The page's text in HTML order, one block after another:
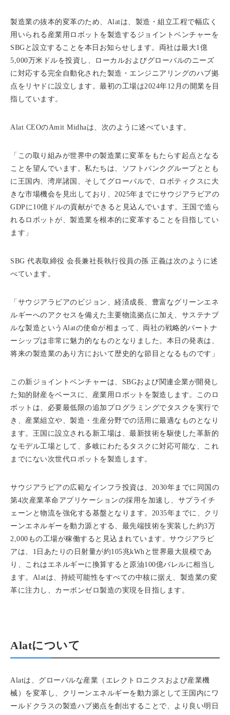
製造業の抜本的変革のため、Alatは、製造・組立工程で幅広く
用いられる産業用ロボットを製造するジョイントベンチャーを
SBGと設立することを本日お知らせします。両社は最大1億
5,000万米ドルを投資し、ローカルおよびグローバルのニーズ
に対応する完全自動化された製造・エンジニアリングのハブ拠
点をリヤドに設立します。最初の工場は2024年12月の開業を目
指しています。
Alat CEOのAmit Midhaは、次のように述べています。
「この取り組みが世界中の製造業に変革をもたらす起点となる
ことを望んでいます。私たちは、ソフトバンクグループととも
に王国内、湾岸諸国、そしてグローバルで、ロボティクスに大
きな市場機会を見出しており、2025年までにサウジアラビアの
GDPに10億ドルの貢献ができると見込んでいます。王国で造ら
れるロボットが、製造業を根本的に変革することを目指してい
ます」
SBG 代表取締役 会長兼社長執行役員の孫 正義は次のように述
べています。
「サウジアラビアのビジョン、経済成長、豊富なグリーンエネ
ルギーへのアクセスを備えた主要物流拠点に加え、サステナブ
ルな製造というAlatの使命が相まって、両社の戦略的パートナ
ーシップは非常に魅力的なものとなりました。本日の発表は、
将来の製造業のあり方において歴史的な節目となるものです」
この新ジョイントベンチャーは、SBGおよび関連企業が開発し
た知的財産をベースに、産業用ロボットを製造します。このロ
ボットは、必要最低限の追加プログラミングでタスクを実行で
き、産業組立や、製造・生産分野での活用に最適なものとなり
ます。王国に設立される新工場は、最新技術を駆使した革新的
なモデル工場として、多岐にわたるタスクに対応可能な、これ
までにない次世代ロボットを製造します。
サウジアラビアの広範なインフラ投資は、2030年までに同国の
第4次産業革命アプリケーションの採用を加速し、サプライチ
ェーンと物流を強化する基盤となります。2035年までに、クリ
ーンエネルギーを動力源とする、最先端技術を実装した約3万
2,000もの工場が稼働すると見込まれています。サウジアラビ
アは、1日あたりの日射量が約105兆kWhと世界最大規模であ
り、これはエネルギーに換算すると原油100億バレルに相当し
ます。Alatは、持続可能性をすべての中核に据え、製造業の変
革に注力し、カーボンゼロ製造の実現を目指します。
Alatについて
Alatは、グローバルな産業（エレクトロニクスおよび産業機
械）を変革し、クリーンエネルギーを動力源として王国内にワ
ールドクラスの製造ハブ拠点を創出することで、より良い明日